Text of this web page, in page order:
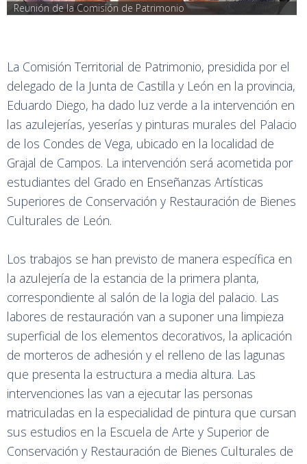
Reunión de la Comisión de Patrimonio
La Comisión Territorial de Patrimonio, presidida por el
delegado de la Junta de Castilla y León en la provincia,
Eduardo Diego, ha dado luz verde a la intervención en
las azulejerías, yeserías y pinturas murales del Palacio
de los Condes de Vega, ubicado en la localidad de
Grajal de Campos. La intervención será acometida por
estudiantes del Grado en Enseñanzas Artísticas
Superiores de Conservación y Restauración de Bienes
Culturales de León.
Los trabajos se han previsto de manera específica en
la azulejería de la estancia de la primera planta,
correspondiente al salón de la logia del palacio. Las
labores de restauración van a suponer una limpieza
superficial de los elementos decorativos, la aplicación
de morteros de adhesión y el relleno de las lagunas
que presenta la estructura a media altura. Las
intervenciones las van a ejecutar las personas
matriculadas en la especialidad de pintura que cursan
sus estudios en la Escuela de Arte y Superior de
Conservación y Restauración de Bienes Culturales de